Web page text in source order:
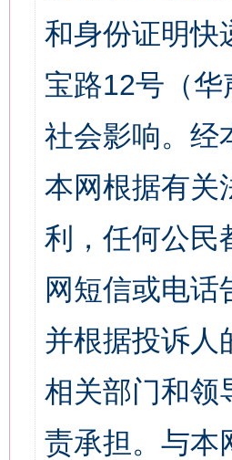
和身份证明快
宝路12号（
社会影响。经
本网根据有关
利，任何公民
网短信或电
并根据投诉人
相关部门和领
责承担。与本